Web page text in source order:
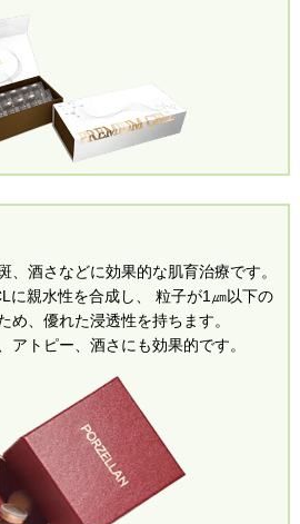
、酒さなどに効果的な肌育治療です。​​​
に親水性を合成し、
粒子が1㎛以下の
め、優れた浸透性を持ちます。​​
アトピー、酒さにも効果的です。